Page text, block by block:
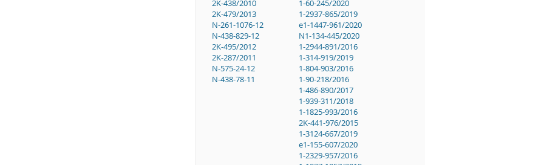
2K-438/2010
2K-479/2013
N-261-1076-12
N-438-829-12
2K-495/2012
2K-287/2011
N-575-24-12
N-438-78-11
1-60-245/2020
1-2937-865/2019
e1-1447-961/2020
N1-134-445/2020
1-2944-891/2016
1-314-919/2019
1-804-903/2016
1-90-218/2016
1-486-890/2017
1-939-311/2018
1-1825-993/2016
2K-441-976/2015
1-3124-667/2019
e1-155-607/2020
1-2329-957/2016